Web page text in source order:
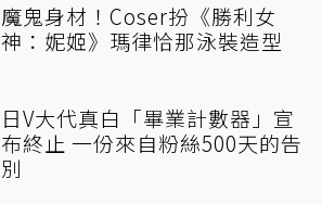
魔鬼身材！Coser扮《勝利女
神：妮姬》瑪律恰那泳裝造型
日V大代真白「畢業計數器」宣
布終止 一份來自粉絲500天的告
別